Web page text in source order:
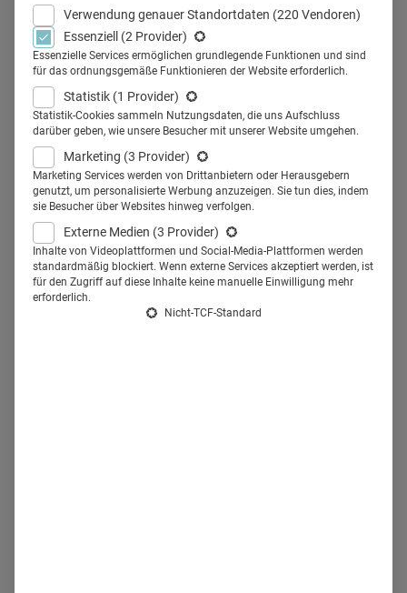
Starre Entscheidungsprozesse
und Inseldenken: In vielen
deutschen großen Unternehmen
gilt nach wie vor das Silodenken
als größtes Hindernis im
digitalen Wandel.
anze 72 % der Fachbereichsleiter in Konzernen, so belegt
eine Studie, sehen Silodenken im digitalen Wandel als
größte Barriere im Online-Marketing an.
In größeren
Unternehmen, das betrifft auch die Healthcare-Branche,
Verwendung genauer Standortdaten (220 Vendoren)
Essenziell
(2 Provider)
Essenzielle Services ermöglichen grundlegende Funktionen und sind
für das ordnungsgemäße Funktionieren der Website erforderlich.
Statistik (1 Provider)
Statistik-Cookies sammeln Nutzungsdaten, die uns Aufschluss
darüber geben, wie unsere Besucher mit unserer Website umgehen.
Marketing (3 Provider)
Marketing Services werden von Drittanbietern oder Herausgebern
genutzt, um personalisierte Werbung anzuzeigen. Sie tun dies, indem
sie Besucher über Websites hinweg verfolgen.
Externe Medien (3 Provider)
Inhalte von Videoplattformen und Social-Media-Plattformen werden
standardmäßig blockiert. Wenn externe Services akzeptiert werden, ist
für den Zugriff auf diese Inhalte keine manuelle Einwilligung mehr
erforderlich.
Nicht-TCF-Standard